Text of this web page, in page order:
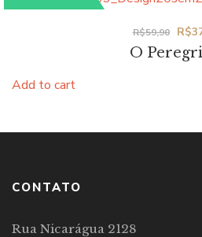
O
R$59,90
price
R$
Add to cart
CONTATO
Rua Nicarágua 2128